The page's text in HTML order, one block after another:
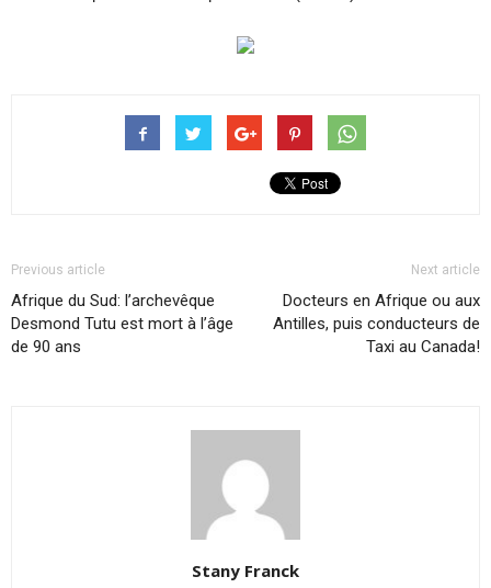
Previous article
Afrique du Sud: l’archevêque
Desmond Tutu est mort à l’âge
de 90 ans
Next article
Docteurs en Afrique ou aux
Antilles, puis conducteurs de
Taxi au Canada!
Stany Franck